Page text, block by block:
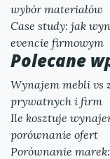
wybór materiałów
Case study: jak
evencie firmowym
Polecane
Wynajem mebli vs
prywatnych i firm
Ile kosztuje
porównanie ofert
Porównanie